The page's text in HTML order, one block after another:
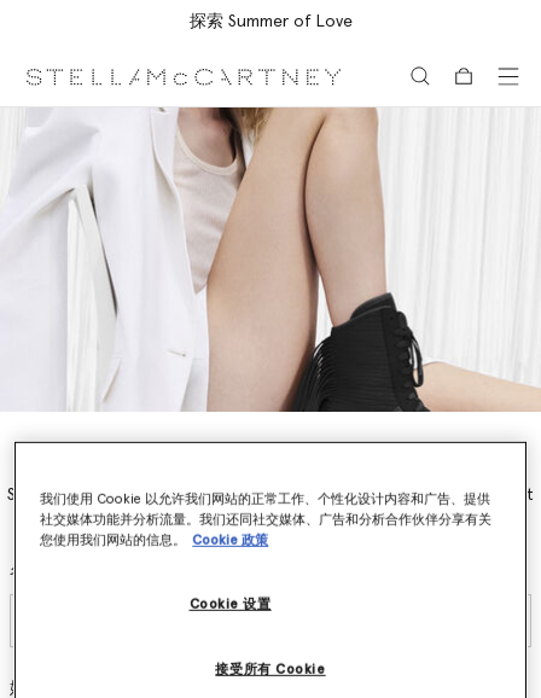
探索 Summer of Love
The Black Rasant
Sign up and be the first to shop the Stella McCartney x adidas Rasant
trainers in a limited-edition black colourway.
名
姓
我们使用 Cookie 以允许我们网站的正常工作、个性化设计内容和广告、提供
社交媒体功能并分析流量。我们还同社交媒体、广告和分析合作伙伴分享有关
您使用我们网站的信息。
Cookie 政策
Cookie 设置
接受所有 Cookie